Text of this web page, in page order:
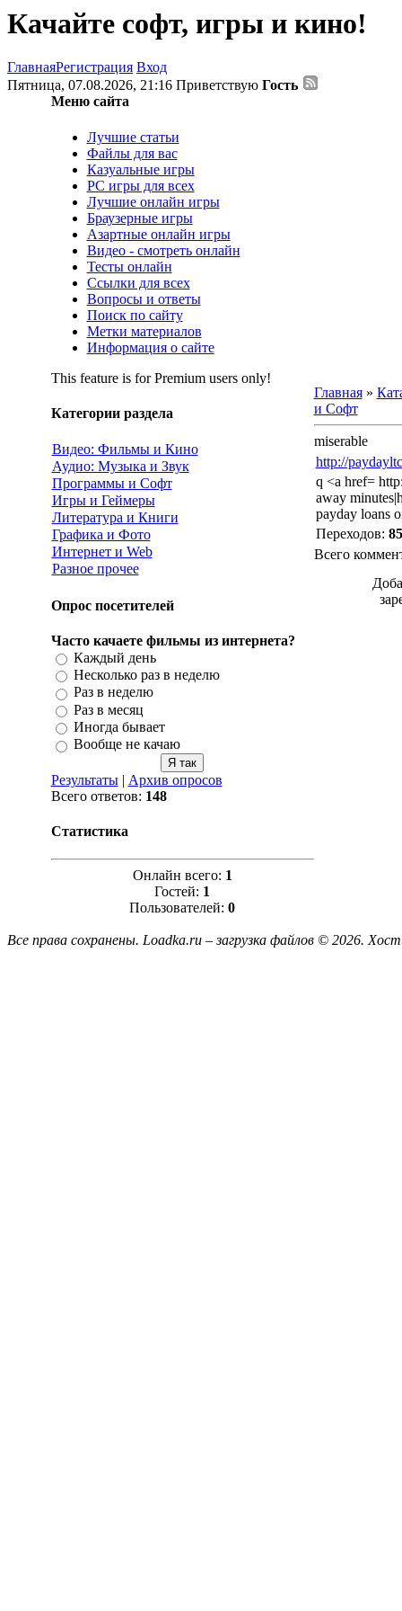
Качайте софт, игры и кино!
ГлавнаяРегистрация Вход
Пятница, 07.08.2026, 21:16 Приветствую Гость
Меню сайта
Лучшие статьи
Файлы для вас
Казуальные игры
PC игры для всех
Лучшие онлайн игры
Браузерные игры
Азартные онлайн игры
Видео - смотреть онлайн
Тесты онлайн
Ссылки для всех
Вопросы и ответы
Поиск по сайту
Метки материалов
Информация о сайте
This feature is for Premium users only!
Категории раздела
Видео: Фильмы и Кино
Аудио: Музыка и Звук
Программы и Софт
Игры и Геймеры
Литература и Книги
Графика и Фото
Интернет и Web
Разное прочее
Опрос посетителей
Часто качаете фильмы из интернета?
Каждый день
Несколько раз в неделю
Раз в неделю
Раз в месяц
Иногда бывает
Вообще не качаю
Результаты| Архив опросов
Всего ответов: 148
Статистика
Онлайн всего: 1
Гостей: 1
Пользователей: 0
Главная»
и Софт
miserable
http://
q <a href=
away
payday loans
Переходов: 85
Всего
Все права сохранены. Loadka.ru – загрузка файлов © 2026.